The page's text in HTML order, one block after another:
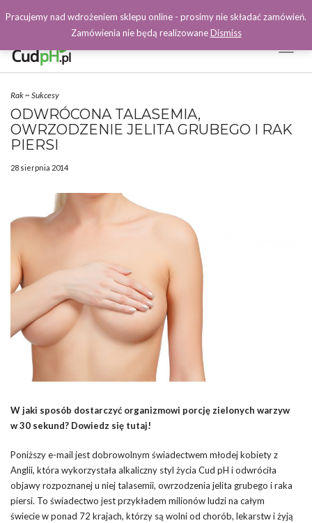
Facebook
Rak~ Sukcesy
ODWRÓCONA TALASEMIA,
OWRZODZENIE JELITA GRUBEGO I RAK
PIERSI
28 sierpnia 2014
W jaki sposób dostarczyć organizmowi porcję zielonych warzyw
w 30 sekund? Dowiedz się tutaj!
Poniższy e-mail jest dobrowolnym świadectwem młodej kobiety z
Anglii, która wykorzystała alkaliczny styl życia Cud pH i odwróciła
objawy rozpoznanej u niej talasemii, owrzodzenia jelita grubego i raka
piersi. To świadectwo jest przykładem milionów ludzi na całym
świecie w ponad 72 krajach, którzy są wolni od chorób, lekarstw i żyją
Pracujemy nad wdrożeniem sklepu online - prosimy nie składać zamówień.
Zamówienia nie będą realizowaneDismiss